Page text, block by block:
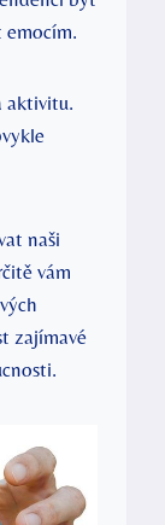
emocím.
aktivitu.
naši
vám
zajímavé